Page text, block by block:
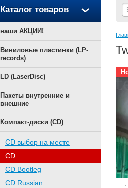
Каталог товаров
наши АКЦИИ!
Виниловые пластинки (LP-
records)
LD (LaserDisc)
Пакеты внутренние и
внешние
Компакт-диски (CD)
CD выбор на месте
CD
CD Bootleg
CD Russian